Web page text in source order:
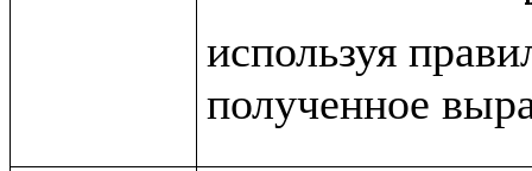
используя
полученное